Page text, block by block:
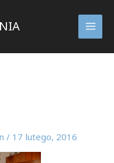
/ 17 lutego, 2016